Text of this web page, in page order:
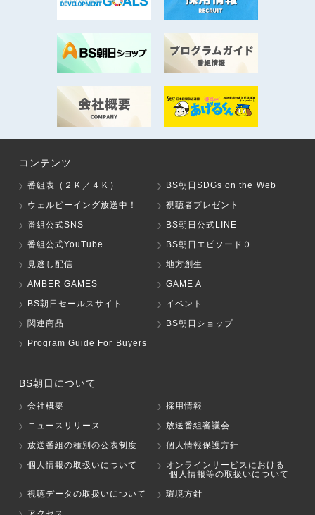
コンテンツ
番組表（２Ｋ／４Ｋ）
BS朝日SDGs on the Web
ウェルビーイング放送中！
視聴者プレゼント
番組公式SNS
BS朝日公式LINE
番組公式YouTube
BS朝日エピソード０
見逃し配信
地方創生
AMBER GAMES
GAME A
BS朝日セールスサイト
イベント
関連商品
BS朝日ショップ
Program Guide For Buyers
BS朝日について
会社概要
採用情報
ニュースリリース
放送番組審議会
放送番組の種別の公表制度
個人情報保護方針
個人情報の取扱いについて
オンラインサービスにおける
個人情報等の取扱いについて
視聴データの取扱いについて
環境方針